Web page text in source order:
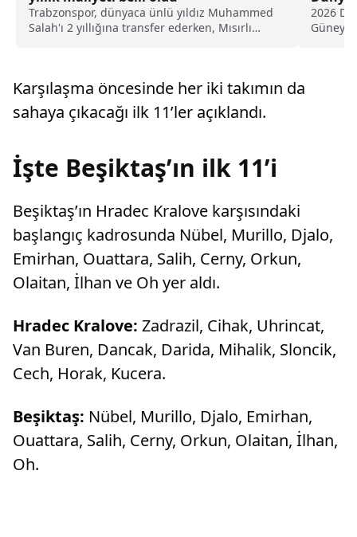
Trabzonspor, dünyaca ünlü yıldız Muhammed
Salah'ı 2 yıllığına transfer ederken, Mısırlı
2026
Güney
Karşılaşma öncesinde her iki takımın da
sahaya çıkacağı ilk 11’ler açıklandı.
İşte Beşiktaş’ın ilk 11’i
Beşiktaş’ın Hradec Kralove karşısındaki
başlangıç kadrosunda Nübel, Murillo, Djalo,
Emirhan, Ouattara, Salih, Cerny, Orkun,
Olaitan, İlhan ve Oh yer aldı.
Hradec Kralove: Zadrazil, Cihak, Uhrincat,
Van Buren, Dancak, Darida, Mihalik, Sloncik,
Cech, Horak, Kucera.
Beşiktaş: Nübel, Murillo, Djalo, Emirhan,
Ouattara, Salih, Cerny, Orkun, Olaitan, İlhan,
Oh.